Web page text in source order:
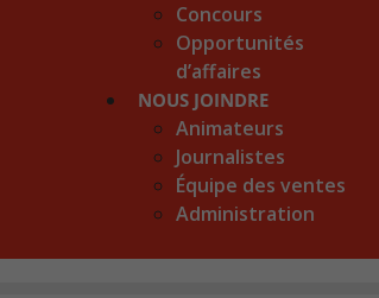
Concours
Opportunités
d’affaires
NOUS JOINDRE
Animateurs
Journalistes
Équipe des ventes
Administration